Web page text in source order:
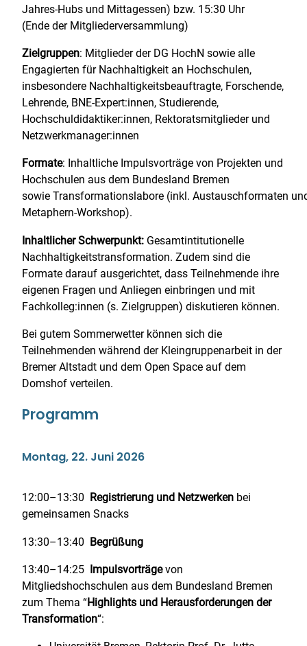
Jahres-Hubs und Mittagessen) bzw. 15:30 Uhr
(Ende der Mitgliederversammlung)
Zielgruppen: Mitglieder der DG HochN sowie alle
Engagierten für Nachhaltigkeit an Hochschulen,
insbesondere Nachhaltigkeitsbeauftragte, Forschende,
Lehrende, BNE-Expert:innen, Studierende,
Hochschuldidaktiker:innen, Rektoratsmitglieder und
Netzwerkmanager:innen
Formate: Inhaltliche Impulsvorträge von Projekten und
Hochschulen aus dem Bundesland Bremen
sowie Transformationslabore (inkl. Austauschformaten
Metaphern-Workshop).
Inhaltlicher Schwerpunkt: Gesamtintitutionelle
Nachhaltigkeitstransformation. Zudem sind die
Formate darauf ausgerichtet, dass Teilnehmende ihre
eigenen Fragen und Anliegen einbringen und mit
Fachkolleg:innen (s. Zielgruppen) diskutieren können.
Bei gutem Sommerwetter können sich die
Teilnehmenden während der Kleingruppenarbeit in der
Bremer Altstadt und dem Open Space auf dem
Domshof verteilen.
Programm
Montag, 22. Juni 2026
12:00–13:30 Registrierung und Netzwerken bei
gemeinsamen Snacks
13:30–13:40 Begrüßung
13:40–14:25 Impulsvorträgevon
Mitgliedshochschulen aus dem Bundesland Bremen
zum Thema “Highlights und Herausforderungen der
Transformation“: